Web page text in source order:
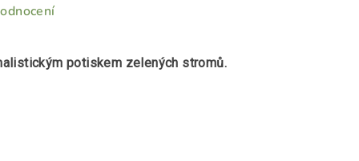
potiskem zelených stromů.